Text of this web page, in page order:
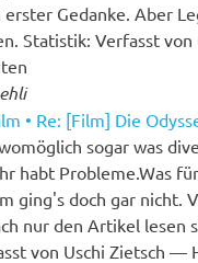
erster Gedanke. Aber
Statistik: Verfasst
• Re: [Film] Die
sogar was
habt Probleme.Was
ging's doch gar nicht.
nur den Artikel lesen
von Uschi Zietsch —